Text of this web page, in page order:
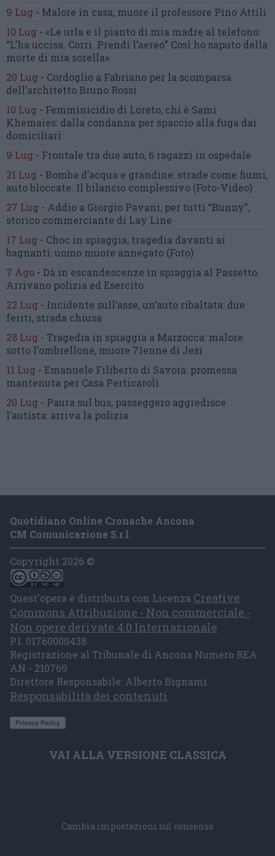
9 Lug - Malore in casa, muore il professore Pino Attili
10 Lug - «Le urla e il pianto di mia madre al telefono:
“L’ha uccisa. Corri. Prendi l’aereo” Così ho saputo della
morte di mia sorella»
20 Lug - Cordoglio a Fabriano per la scomparsa
dell’architetto Bruno Rossi
10 Lug - Femminicidio di Loreto, chi è Sami
Khemaies: dalla condanna per spaccio alla fuga dai
domiciliari
9 Lug - Frontale tra due auto, 6 ragazzi in ospedale
21 Lug - Bomba d’acqua e grandine: strade come fiumi,
auto bloccate. Il bilancio complessivo (Foto-Video)
27 Lug - Addio a Giorgio Pavani, per tutti “Bunny”,
storico commerciante di Lay Line
17 Lug - Choc in spiaggia, tragedia davanti ai
bagnanti:uomo muore annegato (Foto)
7 Ago - Dà in escandescenze in spiaggia al Passetto.
Arrivano polizia ed Esercito
22 Lug - Incidente sull’asse, un’auto ribaltata: due
feriti, strada chiusa
28 Lug - Tragedia in spiaggia a Marzocca: malore
sotto l’ombrellone, muore 71enne di Jesi
11 Lug - Emanuele Filiberto di Savoia: promessa
mantenuta per Casa Perticaroli
20 Lug - Paura sul bus, passeggero aggredisce
l’autista: arriva la polizia
Quotidiano Online Cronache Ancona
CM Comunicazione S.r.l.
Copyright 2026 ©
Quest'opera è distribuita con Licenza Creative
Commons Attribuzione - Non commerciale -
Non opere derivate 4.0 Internazionale
P.I. 01760000438
Registrazione al Tribunale di Ancona Numero REA
AN - 210769
Direttore Responsabile: Alberto Bignami
Responsabilità dei contenuti
VAI ALLA VERSIONE CLASSICA
Cambia impostazioni sul consenso